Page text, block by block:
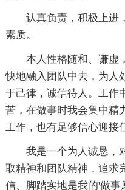
认真负责，积极上进
素质。
本人性格随和、谦虚
快地融入团队中去，为人
于己律，诚信待人。工作
苦，在做事时我会集中精
工作，也有足够信心迎接
我是一个为人诚恳，
取精神和团队精神，追求
信、脚踏实地是我的'做